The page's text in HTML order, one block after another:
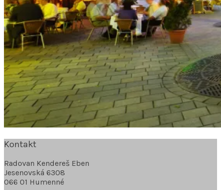
Kontakt
Radovan Kendereš Eben
Jesenovská 6308
066 01 Humenné